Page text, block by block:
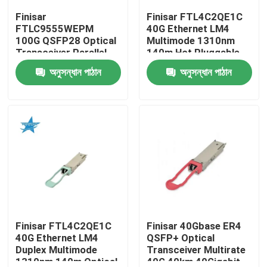
কারখানা ভ্রমণ
মান নিয়ন্ত্রণ
এনভিডিয়া এআই পণ্য
400G/800G অপটিক্যাল মডিউল
100G QSFP28 মডিউল
Finisar
FTLC9555WEPM
100G QSFP28 Optical
Transceiver Parallel
MMF 100M CPRI Hot
Pluggable Port 1 Year
Warranty
অনুসন্ধান পাঠান
Finisar FTL4C2QE1C
40G Ethernet LM4
Multimode 1310nm
140m Hot Pluggable
LC Optical Transceiver
for AIDCঅনুসন্ধান পাঠান
Finisar FTL4C2QE1C
40G Ethernet LM4
Duplex Multimode
1310nm 140m Optical
Finisar 40Gbase ER4
QSFP+ Optical
Transceiver Multirate
40G 40km 40Gigabit